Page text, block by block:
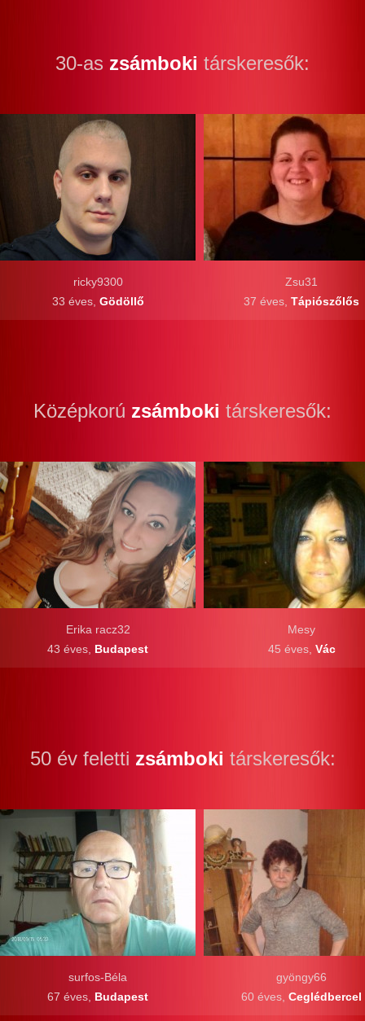
30-as zsámboki társkeresők:
Zsu31
37 éves, Tápiószőlős
ricky9300
33 éves, Gödöllő
Középkorú zsámboki társkeresők:
Erika racz32
43 éves, Budapest
Mesy
45 éves, Vác
50 év feletti zsámboki társkeresők:
gyöngy66
60 éves, Ceglédbercel
surfos-Béla
67 éves, Budapest